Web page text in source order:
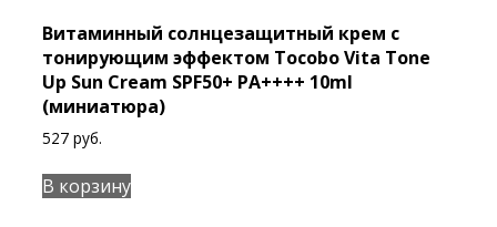
Витаминный солнцезащитный крем с
тонирующим эффектом Tocobo Vita Tone
Up Sun Cream SPF50+ PA++++ 10ml
(миниатюра)
527 руб.
В корзину